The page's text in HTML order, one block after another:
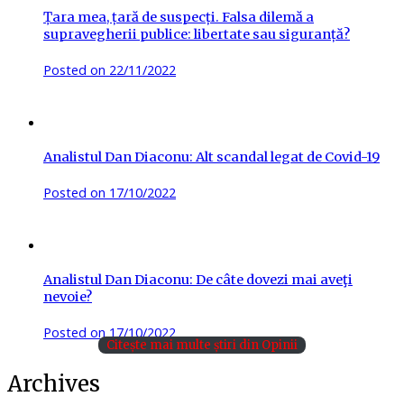
Țara mea, țară de suspecți. Falsa dilemă a
supravegherii publice: libertate sau siguranță?
Posted on 22/11/2022
Analistul Dan Diaconu: Alt scandal legat de Covid-19
Posted on 17/10/2022
Analistul Dan Diaconu: De câte dovezi mai aveţi
nevoie?
Posted on 17/10/2022
Citește mai multe știri din Opinii
Archives